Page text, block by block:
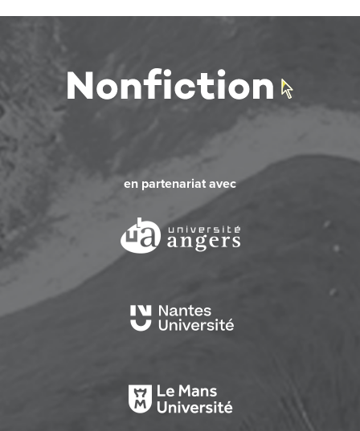
en partenariat avec